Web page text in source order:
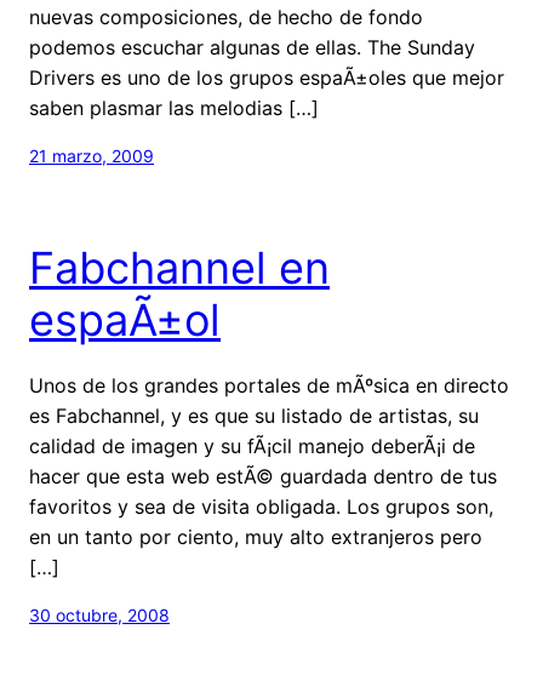
nuevas composiciones, de hecho de fondo
podemos escuchar algunas de ellas. The Sunday
Drivers es uno de los grupos espaÃ±oles que mejor
saben plasmar las melodias […]
21 marzo, 2009
Fabchannel en
espaÃ±ol
Unos de los grandes portales de mÃºsica en directo
es Fabchannel, y es que su listado de artistas, su
calidad de imagen y su fÃ¡cil manejo deberÃ¡i de
hacer que esta web estÃ© guardada dentro de tus
favoritos y sea de visita obligada. Los grupos son,
en un tanto por ciento, muy alto extranjeros pero
[…]
30 octubre, 2008